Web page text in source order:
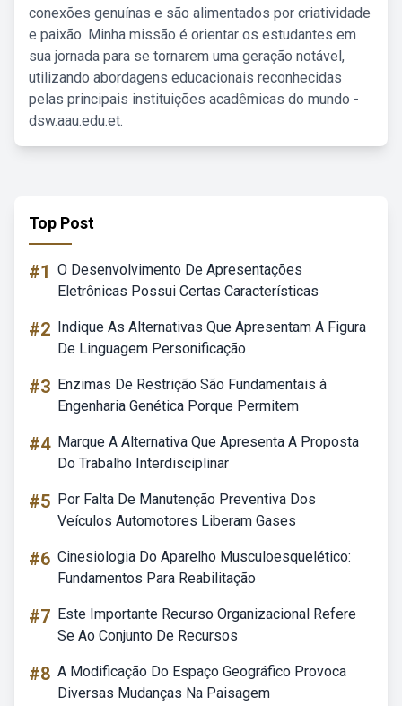
conexões genuínas e são alimentados por criatividade
e paixão. Minha missão é orientar os estudantes em
sua jornada para se tornarem uma geração notável,
utilizando abordagens educacionais reconhecidas
pelas principais instituições acadêmicas do mundo -
dsw.aau.edu.et.
Top Post
#1 O Desenvolvimento De Apresentações
Eletrônicas Possui Certas Características
#2 Indique As Alternativas Que Apresentam A Figura
De Linguagem Personificação
#3 Enzimas De Restrição São Fundamentais à
Engenharia Genética Porque Permitem
#4 Marque A Alternativa Que Apresenta A Proposta
Do Trabalho Interdisciplinar
#5 Por Falta De Manutenção Preventiva Dos
Veículos Automotores Liberam Gases
#6 Cinesiologia Do Aparelho Musculoesquelético:
Fundamentos Para Reabilitação
#7 Este Importante Recurso Organizacional Refere
Se Ao Conjunto De Recursos
#8 A Modificação Do Espaço Geográfico Provoca
Diversas Mudanças Na Paisagem